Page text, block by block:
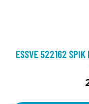
ESSVE 522162 SPIK